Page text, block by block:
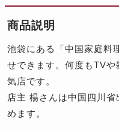
商品説明
池袋にある「中国家庭料
せできます。何度もTVや
気店です。
店主 楊さんは中国四川
めます。